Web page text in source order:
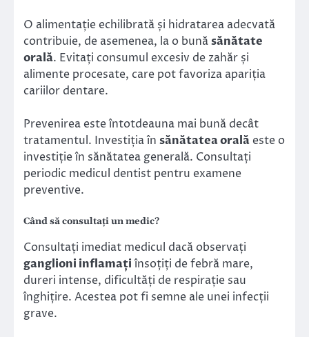
O alimentație echilibrată și hidratarea adecvată
contribuie, de asemenea, la o bunăsănătate
orală. Evitați consumul excesiv de zahăr și
alimente procesate, care pot favoriza apariția
cariilor dentare.
Prevenirea este întotdeauna mai bună decât
tratamentul. Investiția în sănătatea orală este o
investiție în sănătatea generală. Consultați
periodic medicul dentist pentru examene
preventive.
Când să consultați un medic?
Consultați imediat medicul dacă observați
ganglioni inflamațiînsoțiți de febră mare,
dureri intense, dificultăți de respirație sau
înghițire. Acestea pot fi semne ale unei infecții
grave.